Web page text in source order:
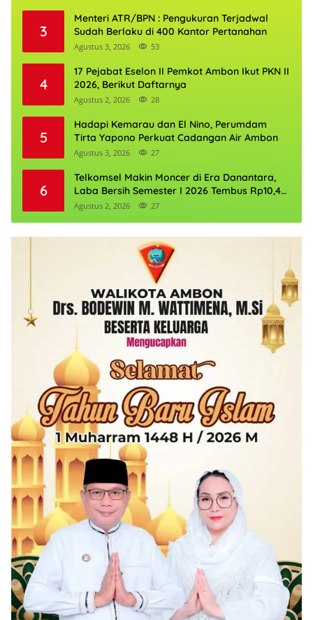
3
Menteri ATR/BPN : Pengukuran Terjadwal
Sudah Berlaku di 400 Kantor Pertanahan
Agustus 3, 2026 53
4
17 Pejabat Eselon II Pemkot Ambon Ikut PKN II
2026, Berikut Daftarnya
Agustus 2, 2026 28
5
Hadapi Kemarau dan El Nino, Perumdam
Tirta Yapono Perkuat Cadangan Air Ambon
Agustus 3, 2026 27
6
Telkomsel Makin Moncer di Era Danantara,
Laba Bersih Semester I 2026 Tembus Rp10,4
Triliun
Agustus 2, 2026 27